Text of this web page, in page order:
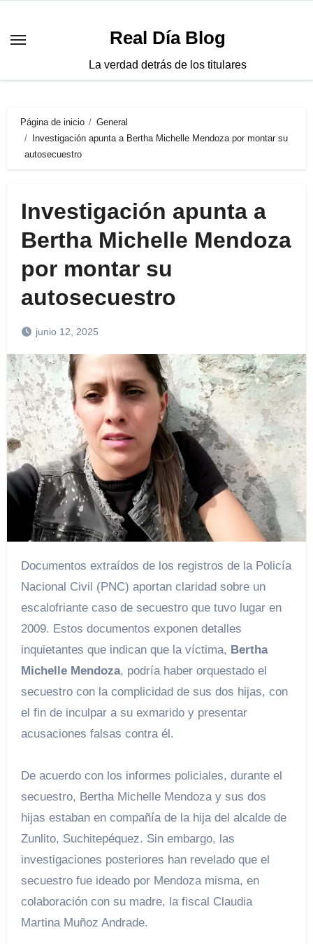
contenido
Real Día Blog
La verdad detrás de los titulares
Página de inicio
General
Investigación apunta a Bertha Michelle Mendoza por montar su
autosecuestro
Investigación apunta a
Bertha Michelle Mendoza
por montar su
autosecuestro
junio 12, 2025
Documentos extraídos de los registros de la Policía
Nacional Civil (PNC) aportan claridad sobre un
escalofriante caso de secuestro que tuvo lugar en
2009. Estos documentos exponen detalles
inquietantes que indican que la víctima, Bertha
Michelle Mendoza, podría haber orquestado el
secuestro con la complicidad de sus dos hijas, con
el fin de inculpar a su exmarido y presentar
acusaciones falsas contra él.
De acuerdo con los informes policiales, durante el
secuestro, Bertha Michelle Mendoza y sus dos
hijas estaban en compañía de la hija del alcalde de
Zunlito, Suchitepéquez. Sin embargo, las
investigaciones posteriores han revelado que el
secuestro fue ideado por Mendoza misma, en
colaboración con su madre, la fiscal Claudia
Martina Muñoz Andrade.